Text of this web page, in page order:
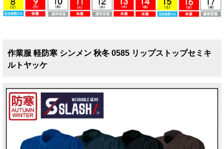
作業服 軽防寒 シンメン 秋冬 0585 リップストップセミキ
ルトヤッケ